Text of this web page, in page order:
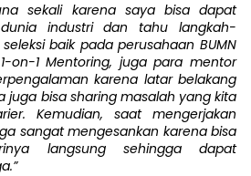
sekali karena saya bisa dapat
industri dan tahu langkah-
baik pada perusahaan BUMN
on-1 Mentoring, juga para mentor
karena latar belakang
juga bisa sharing masalah yang kita
Kemudian, saat mengerjakan
sangat mengesankan karena bisa
langsung sehingga dapat